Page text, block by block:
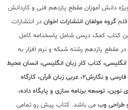
دانش آموزان مقطع یازدهم فنی و کاردانش
گروه مولفان انتشارات اخوان در انتشارات
کتاب کمک درسی شامل پاسخنامه کامل
مقطع یازدهم رشته شبکه و نرم افزار به
و زندگی2، زبان انگلیسی، کتاب کار زبان انگلیسی، انسان محیط
زیست، شیمی، تاریخ معاصر ایران، فارسی و نگارش2، عربی زبان قرآن، کارگاه
نوین، توسعه برنامه سازی و پایگاه داده،
طراحی وب می باشد. کتاب پیش رو تمامی